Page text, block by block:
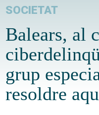
SOCIETAT
Balears, al
grup
resoldre